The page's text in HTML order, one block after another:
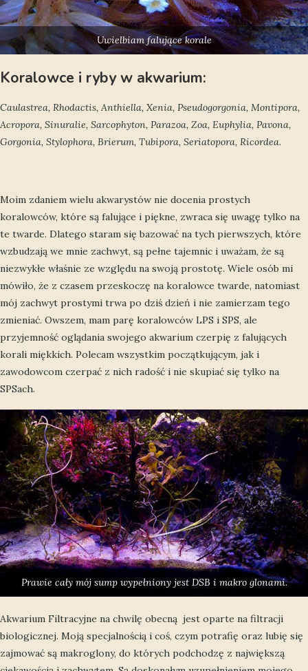
Uwielbiam falujące korale
Koralowce i ryby w akwarium:
Caulastrea, Rhodactis, Anthiella, Xenia, Pseudogorgonia, Montipora,
Acropora, Sinuralie, Sarcophyton, Parazoa, Zoa, Euphylia, Pavona,
Gorgonia, Stylophora, Brierum, Tubipora, Seriatopora, Ricordea.
Moim zdaniem wielu akwarystów nie docenia prostych
koralowców, które są falujące i piękne, zwraca się uwagę tylko na
te twarde. Dlatego staram się bazować na tych pierwszych, które
wzbudzają we mnie zachwyt, są pełne tajemnic i uważam, że są
niezwykłe właśnie ze względu na swoją prostotę. Wiele osób mi
mówiło, że z czasem przeskoczę na koralowce twarde, natomiast
mój zachwyt prostymi trwa po dziś dzień i nie zamierzam tego
zmieniać. Owszem, mam parę koralowców LPS i SPS, ale
przyjemność oglądania swojego akwarium czerpię z falujących
korali miękkich. Polecam wszystkim początkującym, jak i
zawodowcom czerpać z nich radość i nie skupiać się tylko na
SPSach.
Prawie cały mój sump wypełniony jest DSB i makro glonami.
Akwarium Filtracyjne na chwilę obecną jest oparte na filtracji
biologicznej. Moją specjalnością i coś, czym potrafię oraz lubię się
zajmować są makroglony, do których podchodzę z największą